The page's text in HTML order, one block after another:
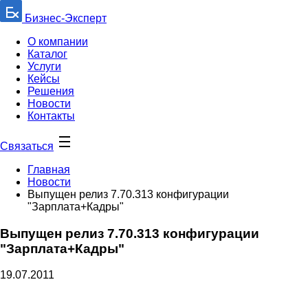
Бизнес-Эксперт
О компании
Каталог
Услуги
Кейсы
Решения
Новости
Контакты
Связаться
Главная
Новости
Выпущен релиз 7.70.313 конфигурации
"Зарплата+Кадры"
Выпущен релиз 7.70.313 конфигурации
"Зарплата+Кадры"
19.07.2011